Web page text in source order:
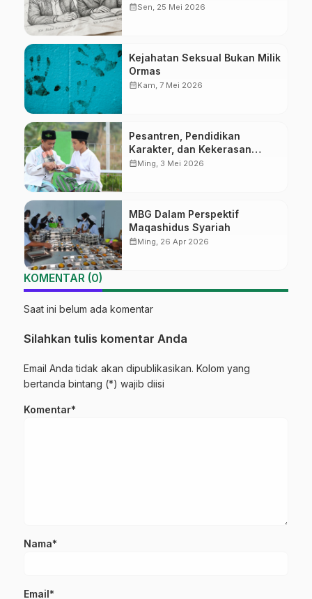
Kajen
calendar_monthSen, 25 Mei 2026
Kejahatan Seksual Bukan Milik
Ormas
calendar_monthKam, 7 Mei 2026
Pesantren, Pendidikan
Karakter, dan Kekerasan
Seksual
calendar_monthMing, 3 Mei 2026
MBG Dalam Perspektif
Maqashidus Syariah
calendar_monthMing, 26 Apr 2026
KOMENTAR (0)
Saat ini belum ada komentar
Silahkan tulis komentar Anda
Email Anda tidak akan dipublikasikan. Kolom yang
bertanda bintang (*) wajib diisi
Komentar*
Nama*
Email*